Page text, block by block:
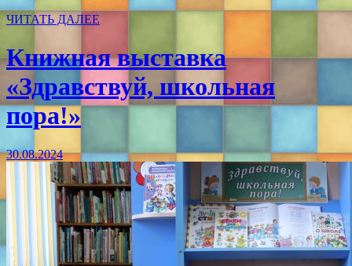
ЧИТАТЬ ДАЛЕЕ
Книжная выставка
«Здравствуй, школьная
пора!»
30.08.2024